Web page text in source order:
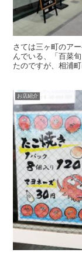
さては三ヶ町のア
んでいる、「百菜
たのですが、相浦
お店紹介